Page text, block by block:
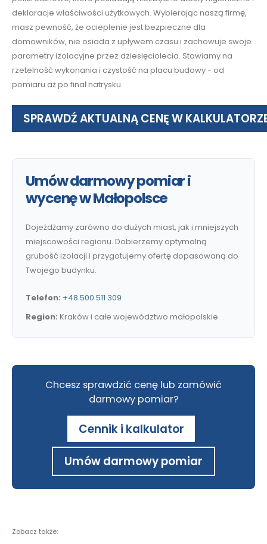
deklaracje właściwości użytkowych. Wybierając naszą firmę,
masz pewność, że ocieplenie jest bezpieczne dla
domowników, nie osiada z upływem czasu i zachowuje swoje
parametry izolacyjne przez dziesięciolecia. Stawiamy na
rzetelność wykonania i czystość na placu budowy - od
pomiaru aż po finał natrysku.
SPRAWDŹ AKTUALNĄ CENĘ W
Umów darmowy pomiar i
wycenę w Małopolsce
Dojeżdżamy zarówno do dużych miast, jak i mniejszych
miejscowości regionu. Dobierzemy optymalną
grubość izolacji i przygotujemy ofertę dopasowaną do
Twojego budynku.
Telefon: +48 500 511 309
Region: Kraków i całe województwo małopolskie
Chcesz sprawdzić cenę lub zamówić
darmowy pomiar?
Cennik i kalkulator
Umów darmowy pomiar
Zobacz także: